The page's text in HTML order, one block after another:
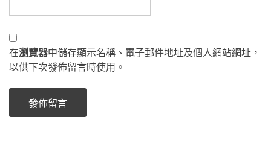
在瀏覽器中儲存顯示名稱、電子郵件地址及個人網站網址，
以供下次發佈留言時使用。